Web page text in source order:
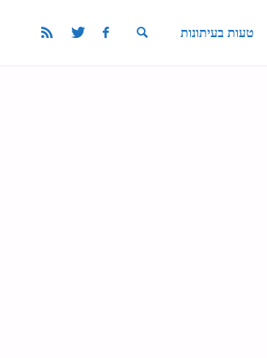
טעות בעיתונות